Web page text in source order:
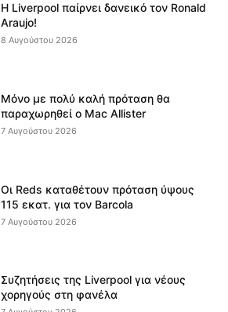
Η Liverpool παίρνει δανεικό τον Ronald
Araujo!
8 Αυγούστου 2026
Μόνο με πολύ καλή πρόταση θα
παραχωρηθεί ο Mac Allister
7 Αυγούστου 2026
Οι Reds καταθέτουν πρόταση ύψους
115 εκατ. για τον Barcola
7 Αυγούστου 2026
Συζητήσεις της Liverpool για νέους
χορηγούς στη φανέλα